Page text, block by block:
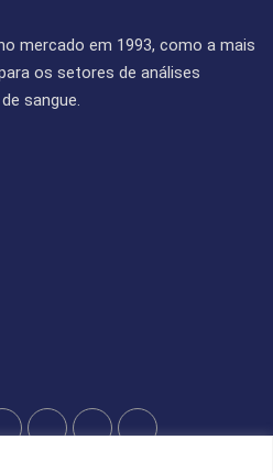
mercado em 1993, como a mais
os setores de análises
sangue.